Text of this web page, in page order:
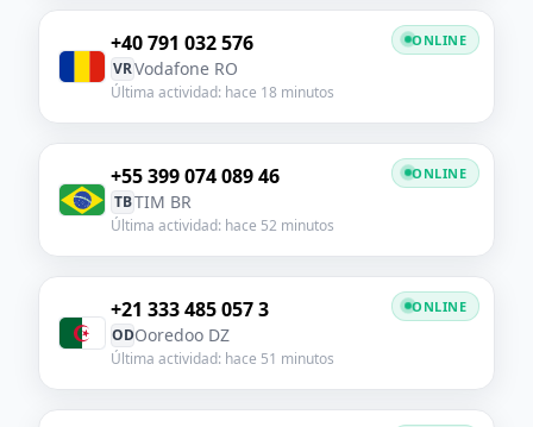
+40 791 032 576
VRVodafone RO
Última actividad: hace 18 minutos
ONLINE
+55 399 074 089 46
TBTIM BR
Última actividad: hace 52 minutos
ONLINE
+21 333 485 057 3
ODOoredoo DZ
Última actividad: hace 51 minutos
ONLINE